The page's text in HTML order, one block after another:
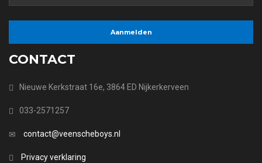
CONTACT
Nieuwe Kerkstraat 16e, 3864 ED Nijkerkerveen
033-2571257
contact@veenscheboys.nl
Privacy verklaring